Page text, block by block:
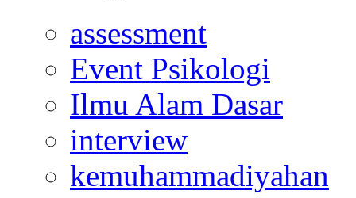
assessment
Event Psikologi
Ilmu Alam Dasar
interview
kemuhammadiyahan